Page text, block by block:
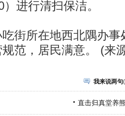
进行清扫保洁。
所在地西北隅办事
范，居民满意。 (来
我来说两句(
直击归真堂养